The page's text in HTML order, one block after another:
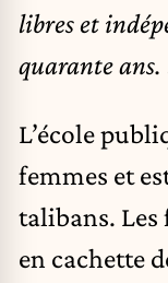
libres et
quarante ans.
L’école
femmes et
talibans. Les
en cachette